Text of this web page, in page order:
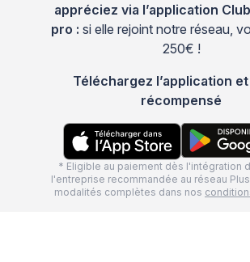
appréciez via l’application
pro : si elle rejoint notre réseau,
250€ !
Téléchargez l’application
récompensé
* Eligible au paiement dès l'intégration
l'entreprise recommandée au réseau
modalités complètes dans nos